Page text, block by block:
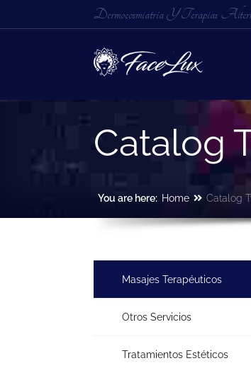
Dermocosmiatría Y Terapias
Catalog
You are here: Home Catalog
Masajes Terapéuticos
Otros Servicios
Tratamientos Estéticos